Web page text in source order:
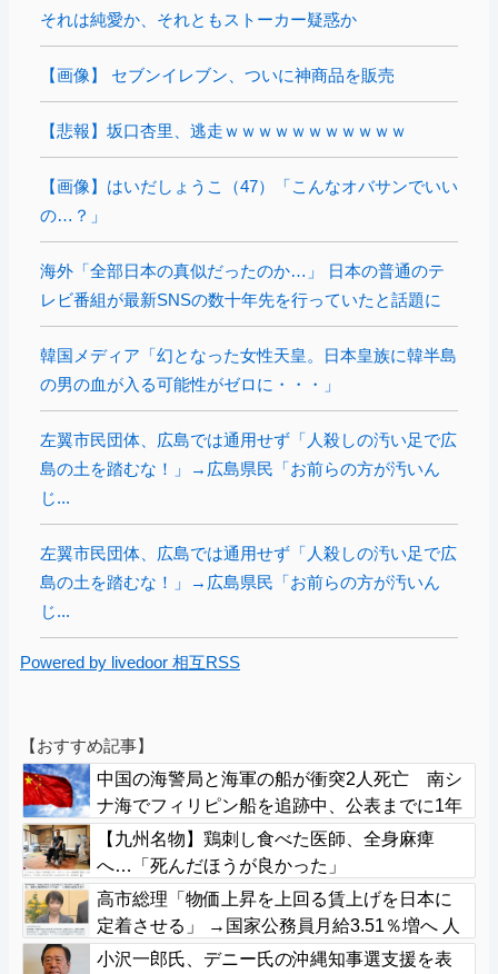
それは純愛か、それともストーカー疑惑か
【画像】 セブンイレブン、ついに神商品を販売
【悲報】坂口杏里、逃走ｗｗｗｗｗｗｗｗｗｗｗ
【画像】はいだしょうこ（47）「こんなオバサンでいい
の…？」
海外「全部日本の真似だったのか…」 日本の普通のテ
レビ番組が最新SNSの数十年先を行っていたと話題に
韓国メディア「幻となった女性天皇。日本皇族に韓半島
の男の血が入る可能性がゼロに・・・」
左翼市民団体、広島では通用せず「人殺しの汚い足で広
島の土を踏むな！」→広島県民「お前らの方が汚いん
じ...
左翼市民団体、広島では通用せず「人殺しの汚い足で広
島の土を踏むな！」→広島県民「お前らの方が汚いん
じ...
Powered by livedoor 相互RSS
【おすすめ記事】
中国の海警局と海軍の船が衝突2人死亡 南シ
ナ海でフィリピン船を追跡中、公表までに1年
【九州名物】鶏刺し食べた医師、全身麻痺
へ…「死んだほうが良かった」
高市総理「物価上昇を上回る賃上げを日本に
定着させる」 →国家公務員月給3.51％増へ 人
事院の勧告を受け
小沢一郎氏、デニー氏の沖縄知事選支援を表